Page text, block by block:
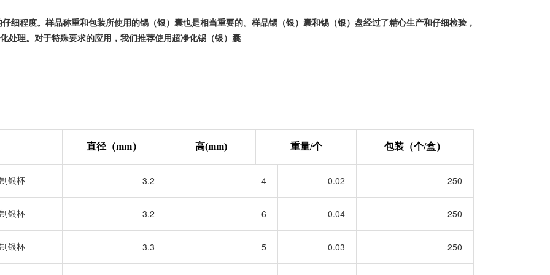
细程度。样品称重和包装所使用的锡（银）囊也是相当重要的。样品锡（银）囊和锡（银）盘经过了精心生产和仔细检验，
处理。对于特殊要求的应用，我们推荐使用超净化锡（银）囊
直径（mm） 高(mm) 重量/个 包装（个/盒）
银杯 3.2 4 0.02 250
银杯 3.2 6 0.04 250
银杯 3.3 5 0.03 250